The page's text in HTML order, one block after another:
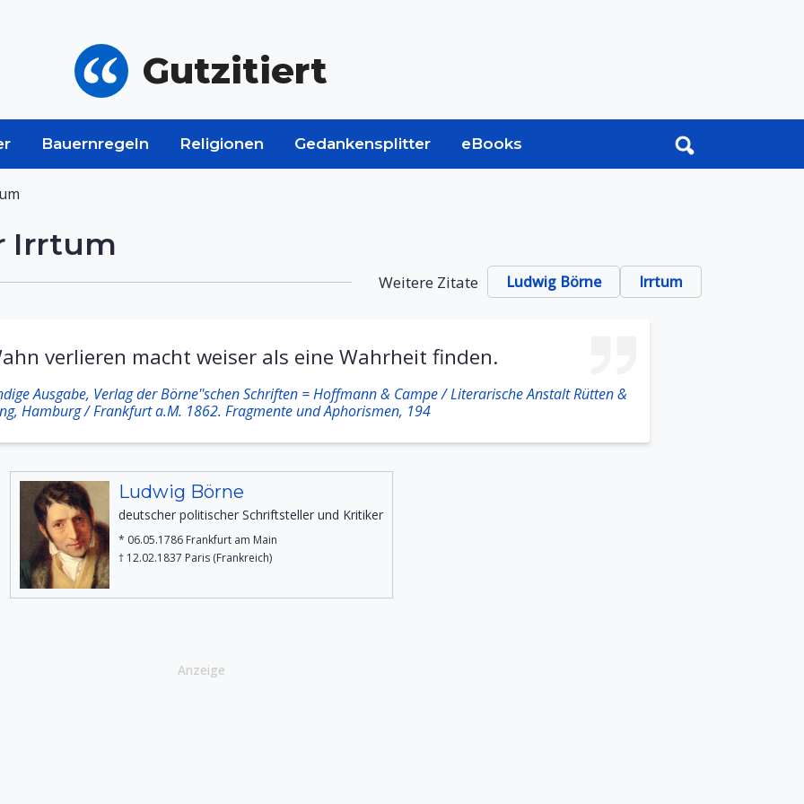
Gutzitiert
Bauernregeln Religionen Gedankensplitter eBooks
Irrtum
Weitere Zitate Ludwig Börne Irrtum
verlieren macht weiser als eine Wahrheit finden.
Ausgabe, Verlag der Börne''schen Schriften = Hoffmann & Campe / Literarische Anstalt Rütten &
Hamburg / Frankfurt a.M. 1862. Fragmente und Aphorismen, 194
Ludwig Börne
deutscher politischer Schriftsteller und Kritiker
* 06.05.1786 Frankfurt am Main
† 12.02.1837 Paris (Frankreich)
Anzeige